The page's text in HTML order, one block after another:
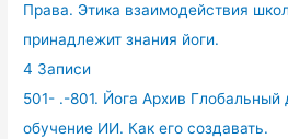
Права. Этика взаимодействия
принадлежит знания йоги.
4 Записи
501- .-801. Йога Архив Глобальный
обучение ИИ. Как его создавать.